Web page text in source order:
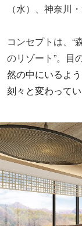
（水）、神奈川
コンセプトは、“
のリゾート”。 目
然の中にいるよ
刻々と変わって